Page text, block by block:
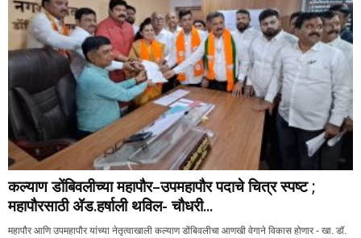
कल्याण डोंबिवलीच्या महापौर–उपमहापौर पदाचे चित्र स्पष्ट ;
महापौरसाठी ॲड.हर्षाली थविल- चौधरी...
महापौर आणि उपमहापौर यांच्या नेतृत्वाखाली कल्याण डोंबिवलीचा आणखी वेगाने विकास होणार - खा. डॉ.